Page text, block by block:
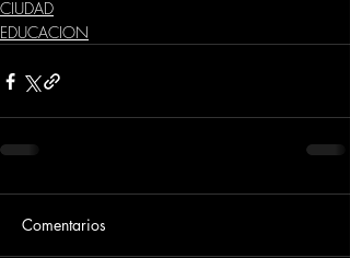
CIUDAD
EDUCACION
Comentarios